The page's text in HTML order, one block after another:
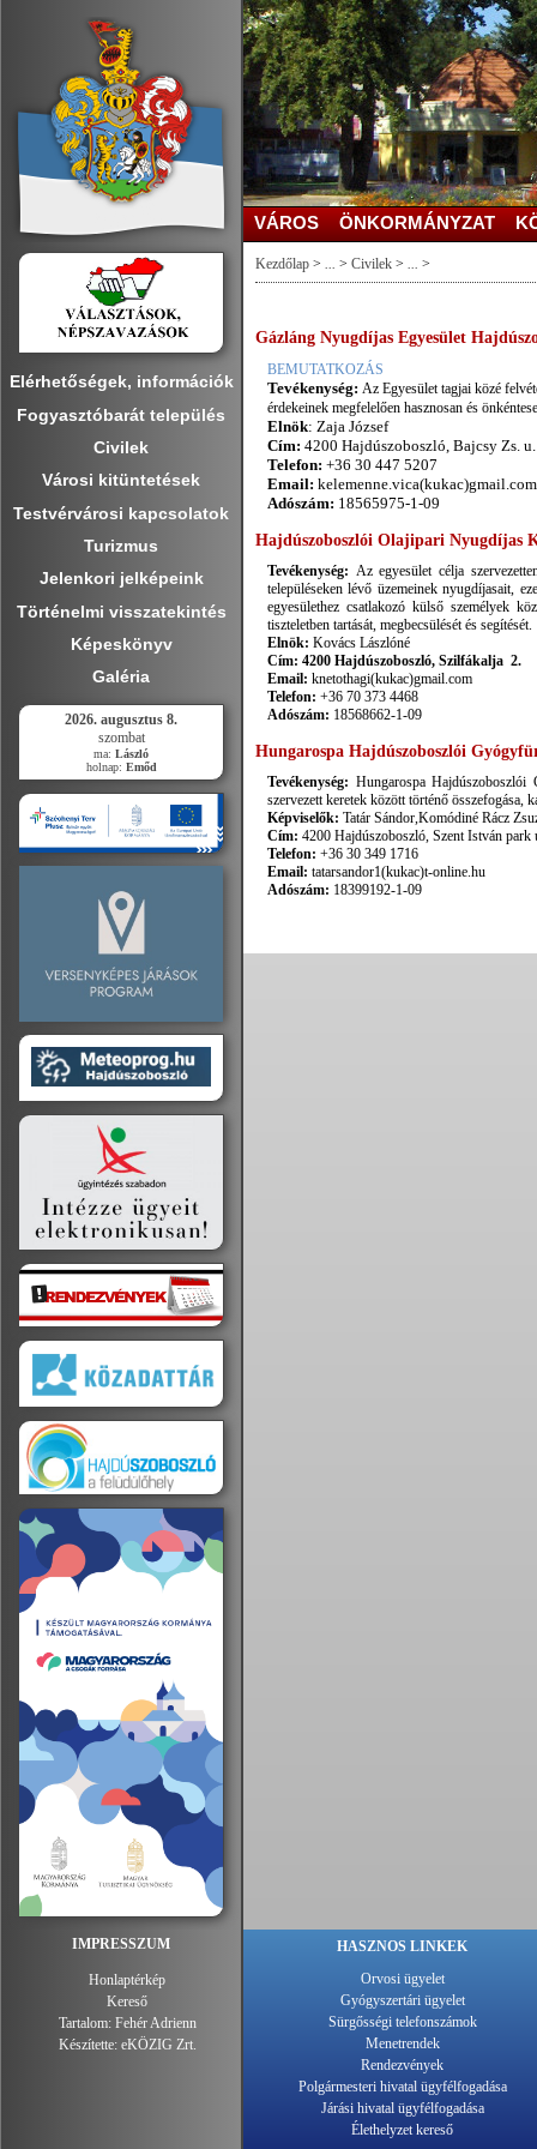
Elérhetőségek, információk
Fogyasztóbarát település
Civilek
Városi kitüntetések
Testvérvárosi kapcsolatok
Turizmus
Jelenkori jelképeink
Történelmi visszatekintés
Képeskönyv
Galéria
2026. augusztus 8.
szombat
ma: László
holnap: Emőd
VÁROS ÖNKORMÁNYZAT
Kezdőlap > ... > Civilek > ... >
Gázláng Nyugdíjas Egyesület
BEMUTATKOZÁS
Tevékenység: Az Egyesület tagjai közé
érdekeinek megfelelően hasznosan és
Elnök: Zaja József
Cím: 4200 Hajdúszoboszló, Bajcsy Zs.
Telefon: +36 30 447 5207
Email: kelemenne.vica(kukac)gmail.com
Adószám: 18565975-1-09
Hajdúszoboszlói Olajipari Nyugdíjas
Tevékenység: Az egyesület célja
településeken lévő üzemeinek nyugdíjasait,
egyesülethez csatlakozó külső személyek
tiszteletben tartását, megbecsülését és segítését.
Elnök: Kovács Lászlóné
Cím: 4200 Hajdúszoboszló, Szilfákalja 2.
Email: knetothagi(kukac)gmail.com
Telefon: +36 70 373 4468
Adószám: 18568662-1-09
Hungarospa Hajdúszoboszlói
Tevékenység: Hungarospa Hajdúszoboszlói
szervezett keretek között történő összefogása,
Képviselők: Tatár Sándor,Komódiné Rácz
Cím: 4200 Hajdúszoboszló, Szent István park
Telefon: +36 30 349 1716
Email: tatarsandor1(kukac)t-online.hu
Adószám: 18399192-1-09
IMPRESSZUM
Honlaptérkép
Kereső
Tartalom: Fehér Adrienn
Készítette: eKÖZIG Zrt.
HASZNOS LINKEK
Orvosi ügyelet
Gyógyszertári ügyelet
Sürgősségi telefonszámok
Menetrendek
Rendezvények
Polgármesteri hivatal ügyfélfogadása
Járási hivatal ügyfélfogadása
Élethelyzet kereső